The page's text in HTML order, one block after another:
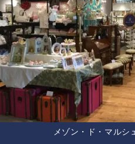
メゾン・ド・マルシ